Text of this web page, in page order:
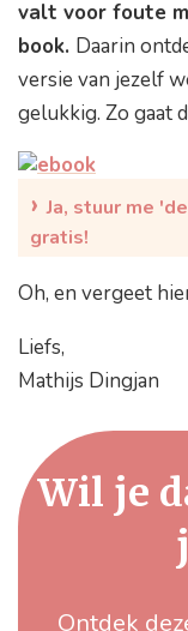
valt voor foute
book. Daarin
versie van jezelf
gelukkig. Zo gaat
›Ja, stuur me
gratis!
Oh, en vergeet
Liefs,
Mathijs Dingjan
Wil je
Ontdek